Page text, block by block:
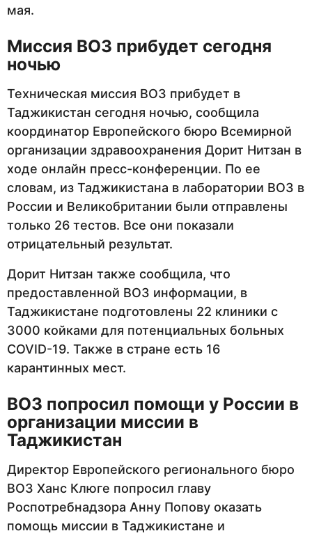
мая.
Миссия ВОЗ прибудет сегодня
ночью
Техническая миссия ВОЗ прибудет в
Таджикистан сегодня ночью, сообщила
координатор Европейского бюро Всемирной
организации здравоохранения Дорит Нитзан в
ходе онлайн пресс-конференции. По ее
словам, из Таджикистана в лаборатории ВОЗ в
России и Великобритании были отправлены
только 26 тестов. Все они показали
отрицательный результат.
Дорит Нитзан также сообщила, что
предоставленной ВОЗ информации, в
Таджикистане подготовлены 22 клиники с
3000 койками для потенциальных больных
COVID-19. Также в стране есть 16
карантинных мест.
ВОЗ попросил помощи у России в
организации миссии в
Таджикистан
Директор Европейского регионального бюро
ВОЗ Ханс Клюге попросил главу
Роспотребнадзора Анну Попову оказать
помощь миссии в Таджикистане и